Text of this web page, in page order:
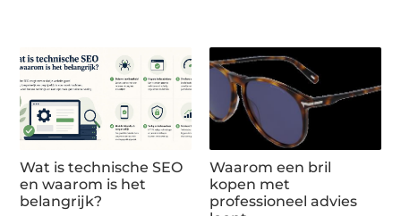
Wat is technische SEO
en waarom is het
belangrijk?
Waarom een bril
kopen met
professioneel advies